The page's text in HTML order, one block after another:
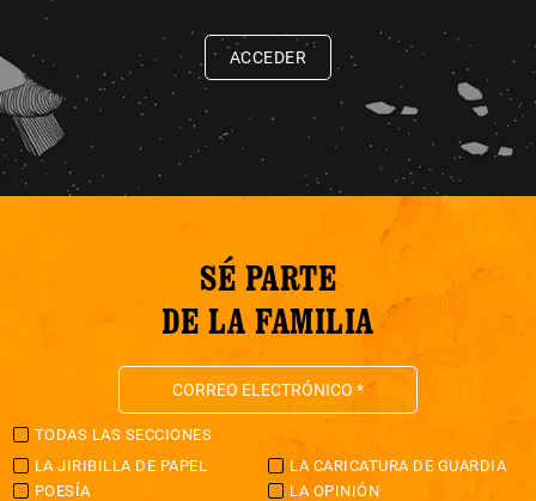
ACCEDER
SÉ PARTE
DE LA FAMILIA
TODAS LAS SECCIONES
LA JIRIBILLA DE PAPEL
LA CARICATURA DE GUARDIA
POESÍA
LA OPINIÓN